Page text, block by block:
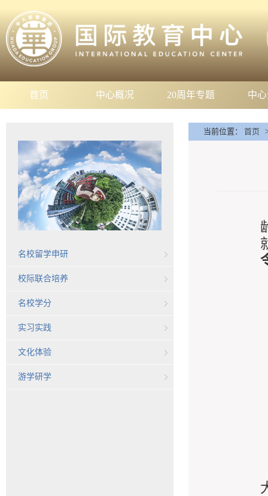
首页 中心概况 20周年专题 中
名校留学申研
校际联合培养
名校学分
实习实践
文化体验
游学研学
当前位置： 首页